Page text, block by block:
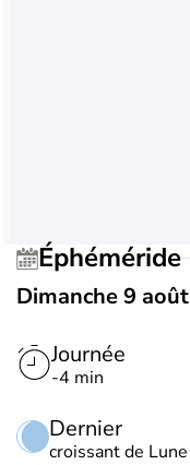
Éphéméride
Dimanche 9 août
Journée
-4 min
Dernier
croissant de Lune